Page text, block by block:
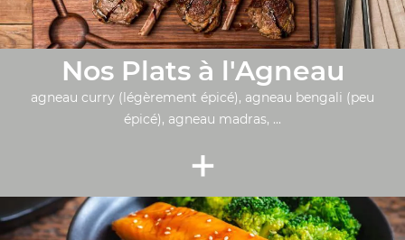
Nos Plats à l'Agneau
agneau curry (légèrement épicé), agneau bengali (peu
épicé), agneau madras, ...
+